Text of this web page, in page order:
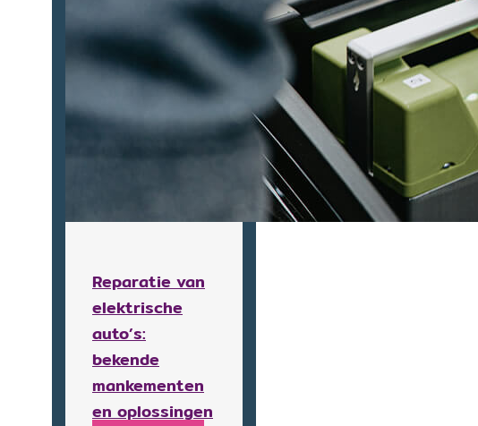
Reparatie van
elektrische
auto’s:
bekende
mankementen
en oplossingen